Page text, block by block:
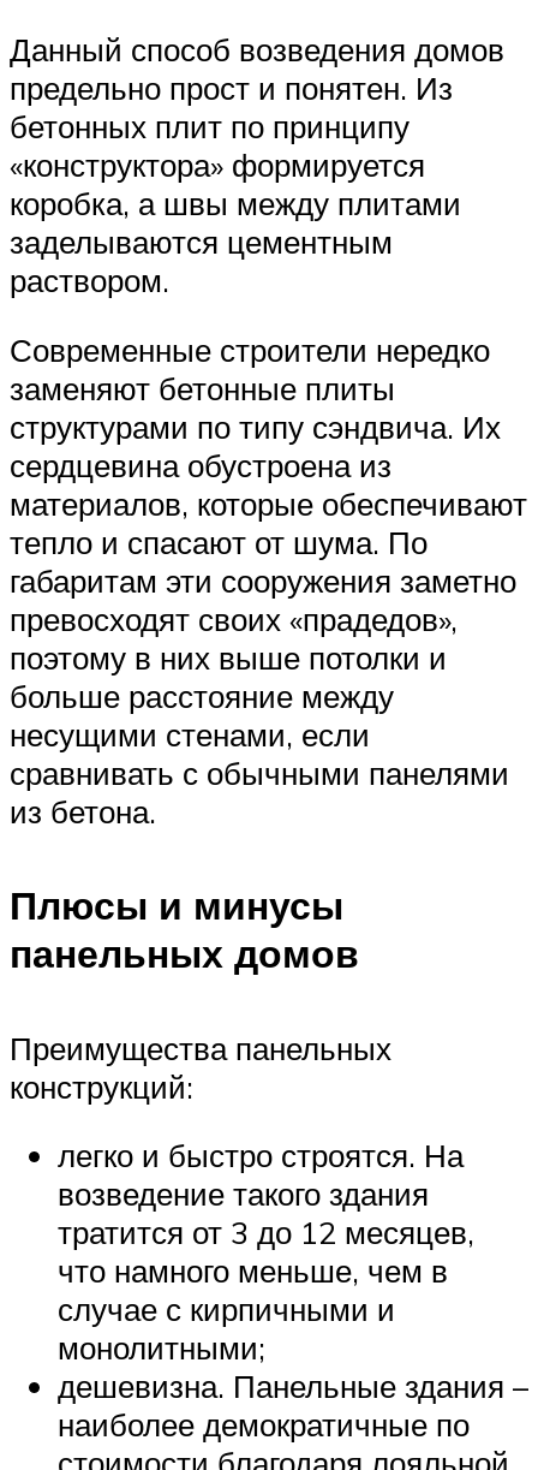
Данный способ возведения домов
предельно прост и понятен. Из
бетонных плит по принципу
«конструктора» формируется
коробка, а швы между плитами
заделываются цементным
раствором.
Современные строители нередко
заменяют бетонные плиты
структурами по типу сэндвича. Их
сердцевина обустроена из
материалов, которые обеспечивают
тепло и спасают от шума. По
габаритам эти сооружения заметно
превосходят своих «прадедов»,
поэтому в них выше потолки и
больше расстояние между
несущими стенами, если
сравнивать с обычными панелями
из бетона.
Плюсы и минусы
панельных домов
Преимущества панельных
конструкций:
легко и быстро строятся. На
возведение такого здания
тратится от 3 до 12 месяцев,
что намного меньше, чем в
случае с кирпичными и
монолитными;
дешевизна. Панельные здания –
наиболее демократичные по